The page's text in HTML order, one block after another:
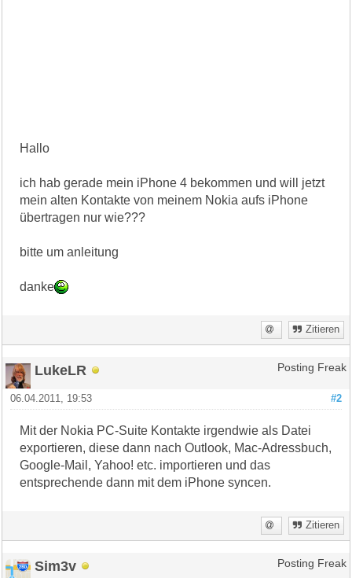
Hallo
ich hab gerade mein iPhone 4 bekommen und will jetzt
mein alten Kontakte von meinem Nokia aufs iPhone
übertragen nur wie???
bitte um anleitung
danke
Zitieren
LukeLR Posting Freak
#2
06.04.2011, 19:53
Mit der Nokia PC-Suite Kontakte irgendwie als Datei
exportieren, diese dann nach Outlook, Mac-Adressbuch,
Google-Mail, Yahoo! etc. importieren und das
entsprechende dann mit dem iPhone syncen.
Zitieren
Sim3v Posting Freak